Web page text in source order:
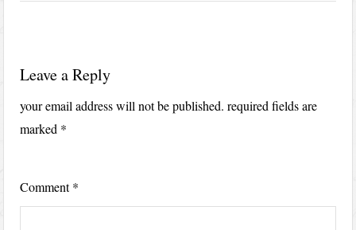
Leave a Reply
your email address will not be published. required fields are
marked *
Comment*